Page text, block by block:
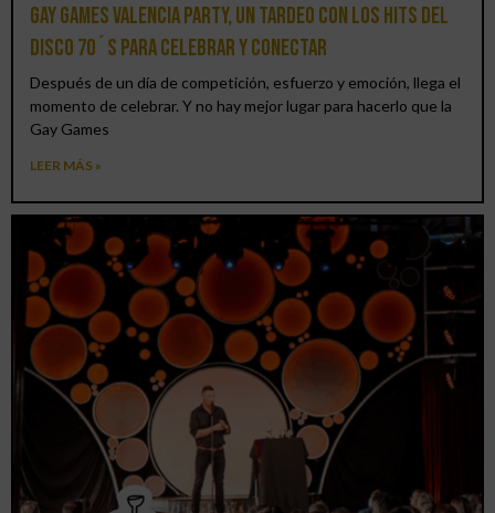
Gay Games Valencia Party, un tardeo con los hits del
DISCO 70´S para celebrar y conectar
Después de un día de competición, esfuerzo y emoción, llega el
momento de celebrar. Y no hay mejor lugar para hacerlo que la
Gay Games
LEER MÁS »